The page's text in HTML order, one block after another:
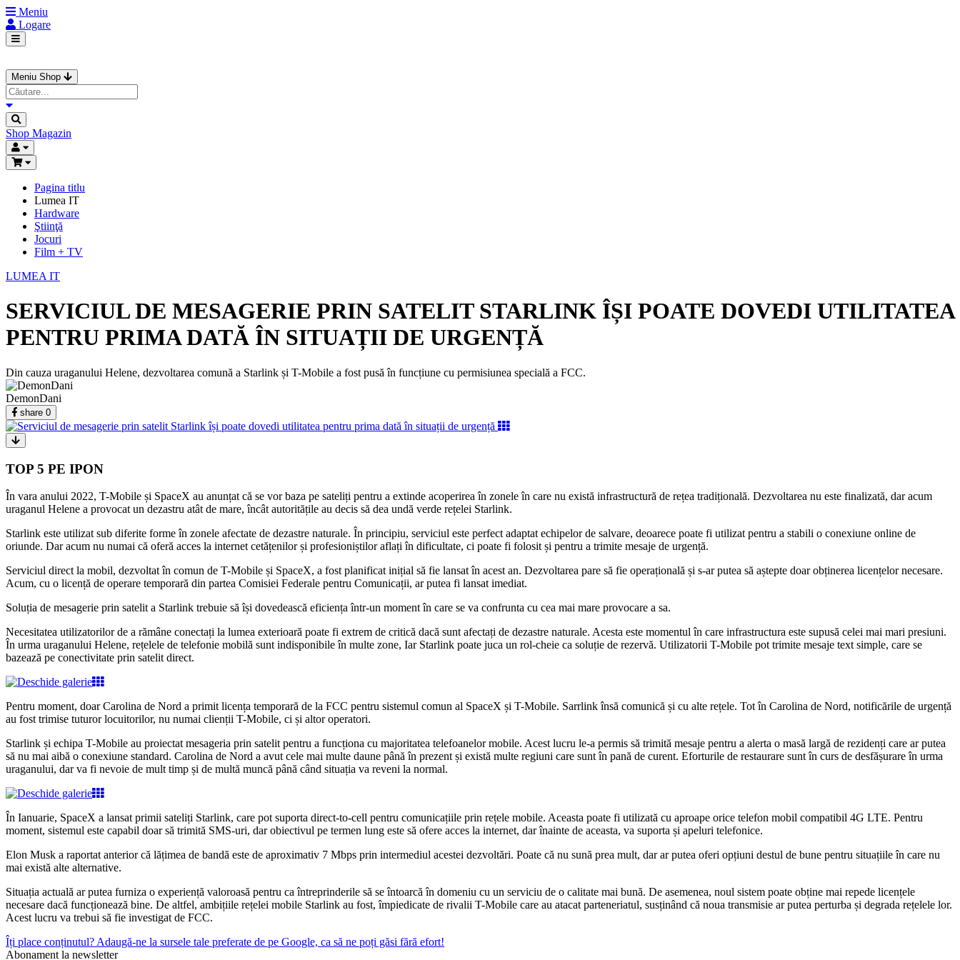
Meniu
Logare
Meniu Shop
Shop Magazin
Pagina titlu
Lumea IT
Hardware
Ştiinţă
Jocuri
Film + TV
LUMEA IT
SERVICIUL DE MESAGERIE PRIN SATELIT STARLINK ÎȘI POATE DOVEDI UTILITATEA
PENTRU PRIMA DATĂ ÎN SITUAȚII DE URGENȚĂ
Din cauza uraganului Helene, dezvoltarea comună a Starlink și T-Mobile a fost pusă în funcțiune cu permisiunea specială a FCC.
DemonDani
share 0
TOP 5 PE IPON
În vara anului 2022, T-Mobile și SpaceX au anunțat că se vor baza pe sateliți pentru a extinde acoperirea în zonele în care nu există infrastructură de rețea tradițională. Dezvoltarea nu este finalizată, dar acum
uraganul Helene a provocat un dezastru atât de mare, încât autoritățile au decis să dea undă verde rețelei Starlink.
Starlink este utilizat sub diferite forme în zonele afectate de dezastre naturale. În principiu, serviciul este perfect adaptat echipelor de salvare, deoarece poate fi utilizat pentru a stabili o conexiune online de
oriunde. Dar acum nu numai că oferă acces la internet cetățenilor și profesioniștilor aflați în dificultate, ci poate fi folosit și pentru a trimite mesaje de urgență.
Serviciul direct la mobil, dezvoltat în comun de T-Mobile și SpaceX, a fost planificat inițial să fie lansat în acest an. Dezvoltarea pare să fie operațională și s-ar putea să aștepte doar obținerea licențelor necesare.
Acum, cu o licență de operare temporară din partea Comisiei Federale pentru Comunicații, ar putea fi lansat imediat.
Soluția de mesagerie prin satelit a Starlink trebuie să își dovedească eficiența într-un moment în care se va confrunta cu cea mai mare provocare a sa.
Necesitatea utilizatorilor de a rămâne conectați la lumea exterioară poate fi extrem de critică dacă sunt afectați de dezastre naturale. Acesta este momentul în care infrastructura este supusă celei mai mari presiuni.
În urma uraganului Helene, rețelele de telefonie mobilă sunt indisponibile în multe zone, Iar Starlink poate juca un rol-cheie ca soluție de rezervă. Utilizatorii T-Mobile pot trimite mesaje text simple, care se
bazează pe conectivitate prin satelit direct.
Pentru moment, doar Carolina de Nord a primit licența temporară de la FCC pentru sistemul comun al SpaceX și T-Mobile. Sarrlink însă comunică și cu alte rețele. Tot în Carolina de Nord, notificările de urgență
au fost trimise tuturor locuitorilor, nu numai clienții T-Mobile, ci și altor operatori.
Starlink și echipa T-Mobile au proiectat mesageria prin satelit pentru a funcționa cu majoritatea telefoanelor mobile. Acest lucru le-a permis să trimită mesaje pentru a alerta o masă largă de rezidenți care ar putea
să nu mai aibă o conexiune standard. Carolina de Nord a avut cele mai multe daune până în prezent și există multe regiuni care sunt în pană de curent. Eforturile de restaurare sunt în curs de desfășurare în urma
uraganului, dar va fi nevoie de mult timp și de multă muncă până când situația va reveni la normal.
În Ianuarie, SpaceX a lansat primii sateliți Starlink, care pot suporta direct-to-cell pentru comunicațiile prin rețele mobile. Aceasta poate fi utilizată cu aproape orice telefon mobil compatibil 4G LTE. Pentru
moment, sistemul este capabil doar să trimită SMS-uri, dar obiectivul pe termen lung este să ofere acces la internet, dar înainte de aceasta, va suporta și apeluri telefonice.
Elon Musk a raportat anterior că lățimea de bandă este de aproximativ 7 Mbps prin intermediul acestei dezvoltări. Poate că nu sună prea mult, dar ar putea oferi opțiuni destul de bune pentru situațiile în care nu
mai există alte alternative.
Situația actuală ar putea furniza o experiență valoroasă pentru ca întreprinderile să se întoarcă în domeniu cu un serviciu de o calitate mai bună. De asemenea, noul sistem poate obține mai repede licențele
necesare dacă funcționează bine. De altfel, ambițiile rețelei mobile Starlink au fost, împiedicate de rivalii T-Mobile care au atacat parteneriatul, susținând că noua transmisie ar putea perturba și degrada rețelele lor.
Acest lucru va trebui să fie investigat de FCC.
Îți place conținutul? Adaugă-ne la sursele tale preferate de pe Google, ca să ne poți găsi fără efort!
Abonament la newsletter